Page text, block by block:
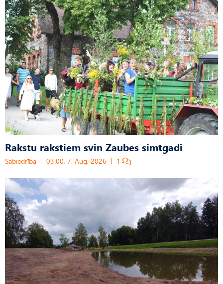
Rakstu rakstiem svin Zaubes simtgadi
Sabiedrība 03:00, 7. Aug, 2026 1